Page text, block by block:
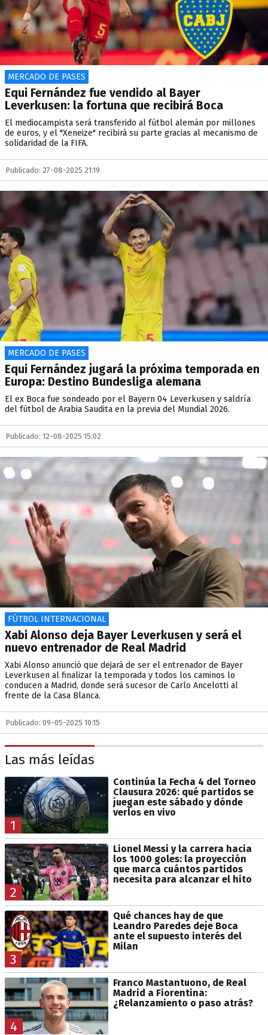
MERCADO DE PASES
Equi Fernández fue vendido al Bayer
Leverkusen: la fortuna que recibirá Boca
El mediocampista será transferido al fútbol alemán por millones
de euros, y el "Xeneize" recibirá su parte gracias al mecanismo de
solidaridad de la FIFA.
Publicado: 27-08-2025 21:19
MERCADO DE PASES
Equi Fernández jugará la próxima temporada en
Europa: Destino Bundesliga alemana
El ex Boca fue sondeado por el Bayern 04 Leverkusen y saldría
del fútbol de Arabia Saudita en la previa del Mundial 2026.
Publicado: 12-08-2025 15:02
FÚTBOL INTERNACIONAL
Xabi Alonso deja Bayer Leverkusen y será el
nuevo entrenador de Real Madrid
Xabi Alonso anunció que dejará de ser el entrenador de Bayer
Leverkusen al finalizar la temporada y todos los caminos lo
conducen a Madrid, donde será sucesor de Carlo Ancelotti al
frente de la Casa Blanca.
Publicado: 09-05-2025 10:15
Las más leídas
1
Continúa la Fecha 4 del Torneo
Clausura 2026: qué partidos se
juegan este sábado y dónde
verlos en vivo
2
Lionel Messi y la carrera hacia
los 1000 goles: la proyección
que marca cuántos partidos
necesita para alcanzar el hito
3
Qué chances hay de que
Leandro Paredes deje Boca
ante el supuesto interés del
Milan
4
Franco Mastantuono, de Real
Madrid a Fiorentina:
¿Relanzamiento o paso atrás?